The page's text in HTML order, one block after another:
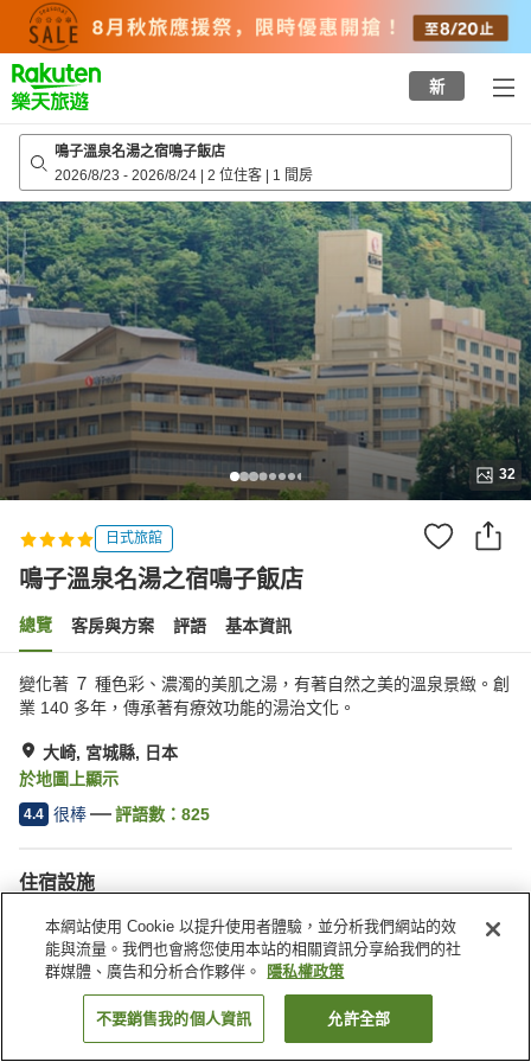
top
page
新
鳴子溫泉名湯之宿鳴子飯店
2026/8/23 - 2026/8/24 | 2 位住客 | 1 間房
32
日式旅館
鳴子溫泉名湯之宿鳴子飯店
總覽 客房與方案 評語 基本資訊
變化著 ７ 種色彩、濃濁的美肌之湯，有著自然之美的溫泉景緻。創
業 140 多年，傳承著有療效功能的湯治文化。
大崎, 宮城縣, 日本
於地圖上顯示
4.4 很棒 評語數： 825
住宿設施
停車場
Spa／美容沙龍
餐廳
休息室
找客房
本網站使用 Cookie 以提升使用者體驗，並分析我們網站的效
能與流量。我們也會將您使用本站的相關資訊分享給我們的社
群媒體、廣告和分析合作夥伴。
隱私權政策
不要銷售我的個人資訊 允許全部